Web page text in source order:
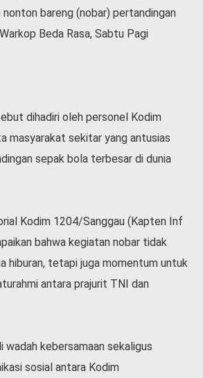
bareng (nobar) pertandingan
Beda Rasa, Sabtu Pagi
dihadiri oleh personel Kodim
masyarakat sekitar yang antusias
sepak bola terbesar di dunia
Kodim 1204/Sanggau (Kapten Inf
bahwa kegiatan nobar tidak
hiburan, tetapi juga momentum untuk
antara prajurit TNI dan
wadah kebersamaan sekaligus
sosial antara Kodim